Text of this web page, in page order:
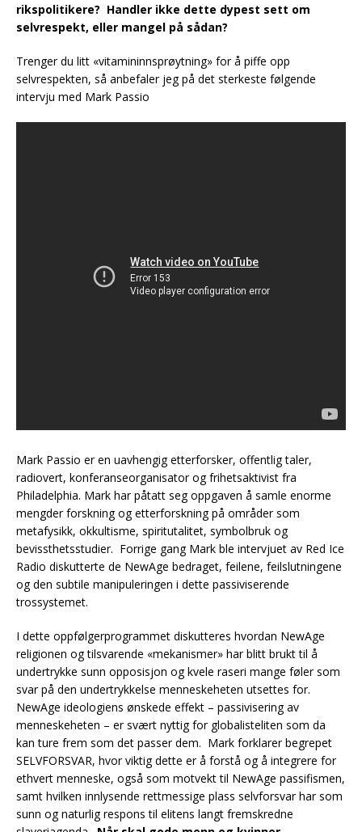
rikspolitikere? Handler ikke dette dypest sett om
selvrespekt, eller mangel på sådan?
Trenger du litt «vitamininnsprøytning» for å piffe opp
selvrespekten, så anbefaler jeg på det sterkeste følgende
intervju med Mark Passio
Mark Passio er en uavhengig etterforsker, offentlig taler,
radiovert, konferanseorganisator og frihetsaktivist fra
Philadelphia. Mark har påtatt seg oppgaven å samle enorme
mengder forskning og etterforskning på områder som
metafysikk, okkultisme, spiritutalitet, symbolbruk og
bevissthetsstudier. Forrige gang Mark ble intervjuet av Red Ice
Radio diskutterte de NewAge bedraget, feilene, feilslutningene
og den subtile manipuleringen i dette passiviserende
trossystemet.
I dette oppfølgerprogrammet diskutteres hvordan NewAge
religionen og tilsvarende «mekanismer» har blitt brukt til å
undertrykke sunn opposisjon og kvele raseri mange føler som
svar på den undertrykkelse menneskeheten utsettes for.
NewAge ideologiens ønskede effekt – passivisering av
menneskeheten – er svært nyttig for globalisteliten som da
kan ture frem som det passer dem. Mark forklarer begrepet
SELVFORSVAR, hvor viktig dette er å forstå og å integrere for
ethvert menneske, også som motvekt til NewAge passifismen,
samt hvilken innlysende rettmessige plass selvforsvar har som
sunn og naturlig respons til elitens langt fremskredne